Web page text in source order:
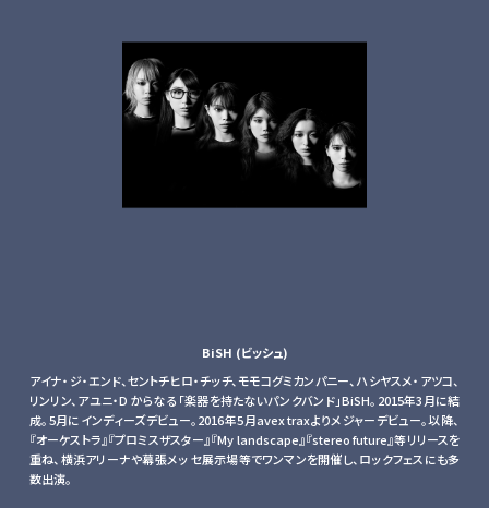
BiSH (ビッシュ)
アイナ・ジ・エンド、セントチヒロ・チッチ、モモコグミカンパニー、ハシヤスメ・アツコ、
リンリン、アユニ・D からなる「楽器を持たないパンクバンド」BiSH。2015年3月に結
成。5月にインディーズデビュー。2016年5月avex traxよりメジャーデビュー。以降、
『オーケストラ』『プロミスザスター』『My landscape』『stereo future』等リリースを
重ね、横浜アリーナや幕張メッ セ展示場等でワンマンを開催し、ロックフェスにも多
数出演。